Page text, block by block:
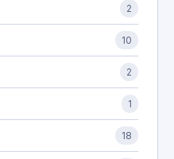
2
10
2
1
18